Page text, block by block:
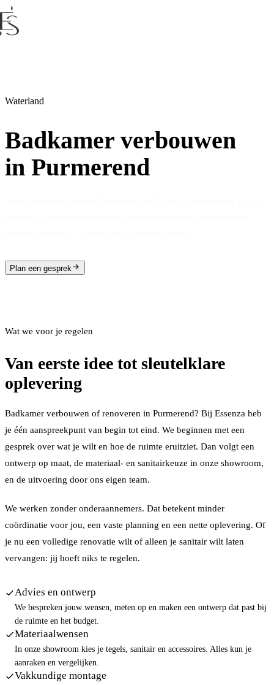
Waterland
Badkamer verbouwen
in Purmerend
Plan een gesprek
Wat we voor je regelen
Van eerste idee tot sleutelklare
oplevering
Badkamer verbouwen of renoveren in Purmerend? Bij Essenza heb
je één aanspreekpunt van begin tot eind. We beginnen met een
gesprek over wat je wilt en hoe de ruimte eruitziet. Dan volgt een
ontwerp op maat, de materiaal- en sanitairkeuze in onze showroom,
en de uitvoering door ons eigen team.
We werken zonder onderaannemers. Dat betekent minder
coördinatie voor jou, een vaste planning en een nette oplevering. Of
je nu een volledige renovatie wilt of alleen je sanitair wilt laten
vervangen: jij hoeft niks te regelen.
Advies en ontwerp
We bespreken jouw wensen, meten op en maken een ontwerp dat past bij
de ruimte en het budget.
Materiaalwensen
In onze showroom kies je tegels, sanitair en accessoires. Alles kun je
aanraken en vergelijken.
Vakkundige montage